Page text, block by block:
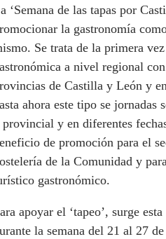
‘Semana de las tapas por
la gastronomía
Se trata de la primera
a nivel regional
de Castilla y León y
ahora este tipo se jornadas
provincial y en diferentes
de promoción para el
de la Comunidad y
gastronómico.
apoyar el ‘tapeo’, surge
la semana del 21 al 27